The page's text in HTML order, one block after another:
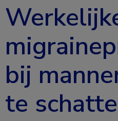
bij
te